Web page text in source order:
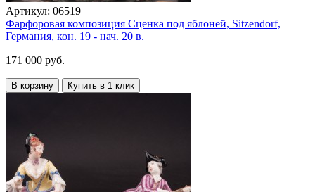
Артикул: 06519
Фарфоровая композиция Сценка под яблоней, Sitzendorf,
Германия, кон. 19 - нач. 20 в.
171 000 руб.
В корзину Купить в 1 клик